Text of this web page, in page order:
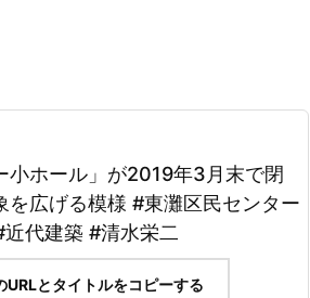
小ホール」が2019年3月末で閉
を広げる模様 #東灘区民センター
代建築 #清水栄二
URLとタイトルをコピーする